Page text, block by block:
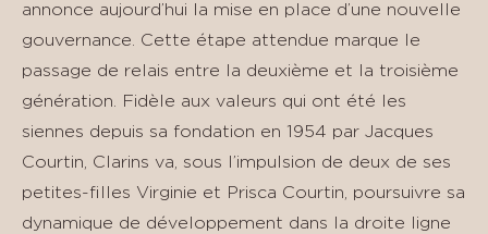
annonce aujourd’hui la mise en place d’une nouvelle
gouvernance. Cette étape attendue marque le
passage de relais entre la deuxième et la troisième
génération. Fidèle aux valeurs qui ont été les
siennes depuis sa fondation en 1954 par Jacques
Courtin, Clarins va, sous l’impulsion de deux de ses
petites-filles Virginie et Prisca Courtin, poursuivre sa
dynamique de développement dans la droite ligne